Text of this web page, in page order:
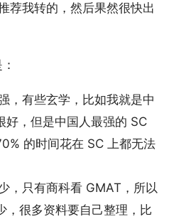
荐我转的，然后果然很快出
，有些玄学，比如我就是中
好，但是中国人最强的 SC
的时间花在 SC 上都无法
，只有商科看 GMAT，所以
，很多资料要自己整理，比